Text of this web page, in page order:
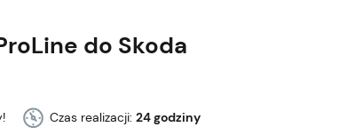
do Skoda
Czas realizacji: 24 godziny